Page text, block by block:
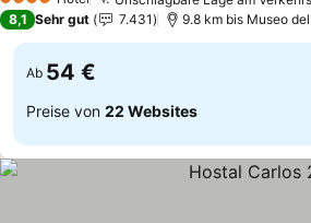
4 Sterne
8,1 Sehr gut 7.431 9.8 km bis Museo
Ab 54 €
Preise von 22 Websites